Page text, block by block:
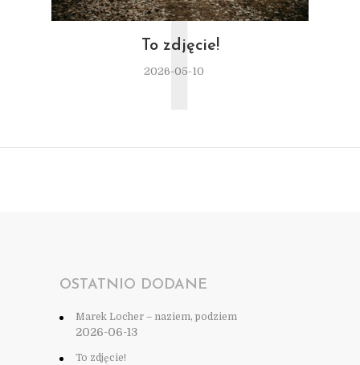
To zdjęcie!
2026-05-10
T
OSTATNIO DODANE
Marek Locher – naziem, podziem
2026-06-13
To zdjęcie!